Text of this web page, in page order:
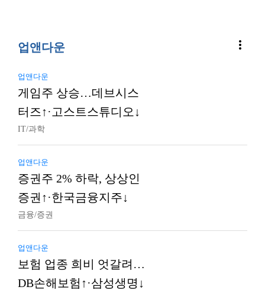
업앤다운 more_vert
업앤다운
게임주 상승…데브시스
터즈↑·고스트스튜디오↓
IT/과학
업앤다운
증권주 2% 하락, 상상인
증권↑·한국금융지주↓
금융/증권
업앤다운
보험 업종 희비 엇갈려…
DB손해보험↑·삼성생명↓